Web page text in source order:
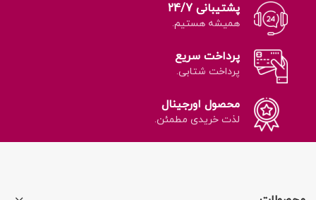
پشتیبانی 24/7
همیشه هستیم.
پرداخت سریع
پرداخت شتابی.
محصول اورجینال
لذت خریدی مطمئن.